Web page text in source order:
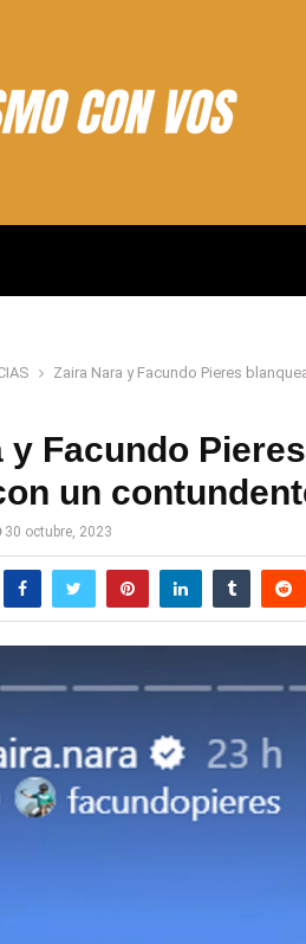
Zaira Nara y Facundo Pieres
y Facundo
un
30 octubre, 2023